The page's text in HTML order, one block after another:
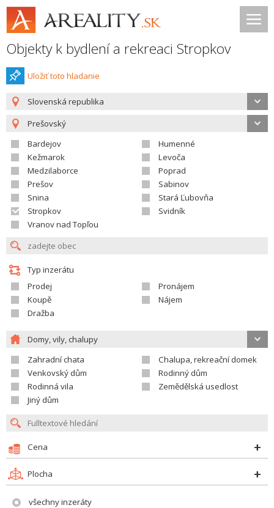
Objekty k bydlení a rekreaci Stropkov
Uložiť toto hladanie
Slovenská republika
Prešovský
Bardejov
Humenné
Kežmarok
Levoča
Medzilaborce
Poprad
Prešov
Sabinov
Snina
Stará Ľubovňa
Stropkov
Svidník
Vranov nad Topľou
Typ inzerátu
Prodej
Pronájem
Koupě
Nájem
Dražba
Domy, vily, chalupy
Zahradní chata
Chalupa, rekreační domek
Venkovský dům
Rodinný dům
Rodinná vila
Zemědělská usedlost
Jiný dům
Cena
Plocha
všechny inzeráty